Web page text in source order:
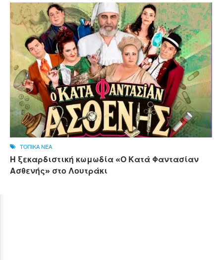
ΤΟΠΙΚΑ ΝΕΑ
Η ξεκαρδιστική κωμωδία «Ο Κατά Φαντασίαν
Ασθενής» στο Λουτράκι